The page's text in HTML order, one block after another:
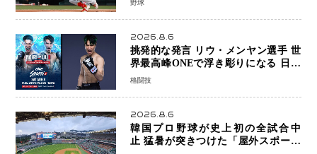
野球
2026.8.6
挑発的な発言 リウ・メンヤン選手 世
界最高峰ONEで浮き彫りになる 日本
キックボクシングが直面する“技術
格闘技
2026.8.6
韓国プロ野球が史上初の全試合中
止 猛暑が突きつけた「屋外スポーツ